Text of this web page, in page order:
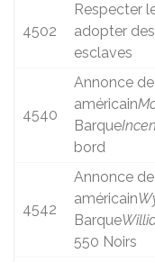
4502
Respecter
adopter
esclaves
4540
Annonce
américain
Barque
bord
4542
Annonce
américain
Barque
550 Noirs